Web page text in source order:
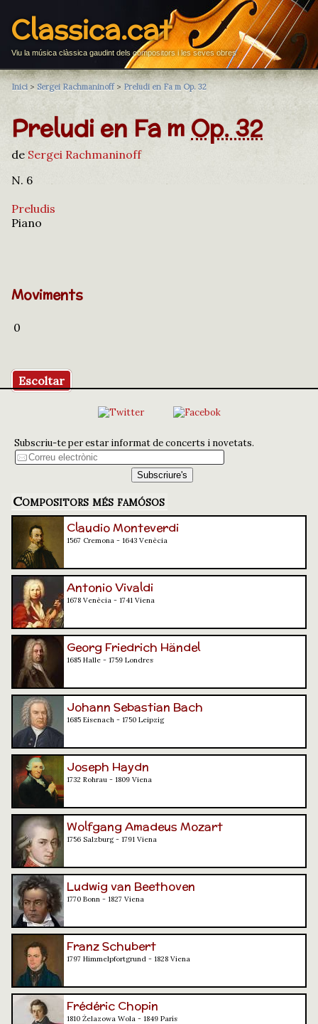
Classica.cat
Viu la música clàssica gaudint dels compositors i les seves obres
Inici > Sergei Rachmaninoff> Preludi en Fa m Op. 32
Preludi en Fa m Op. 32
de Sergei Rachmaninoff
N. 6
Preludis
Piano
Moviments
0
Escoltar
Subscriu-te per estar informat de concerts i novetats.
Compositors més famósos
Claudio Monteverdi
1567 Cremona - 1643 Venècia
Antonio Vivaldi
1678 Venècia - 1741 Viena
Georg Friedrich Händel
1685 Halle - 1759 Londres
Johann Sebastian Bach
1685 Eisenach - 1750 Leipzig
Joseph Haydn
1732 Rohrau - 1809 Viena
Wolfgang Amadeus Mozart
1756 Salzburg - 1791 Viena
Ludwig van Beethoven
1770 Bonn - 1827 Viena
Franz Schubert
1797 Himmelpfortgrund - 1828 Viena
Frédéric Chopin
1810 Żelazowa Wola - 1849 París